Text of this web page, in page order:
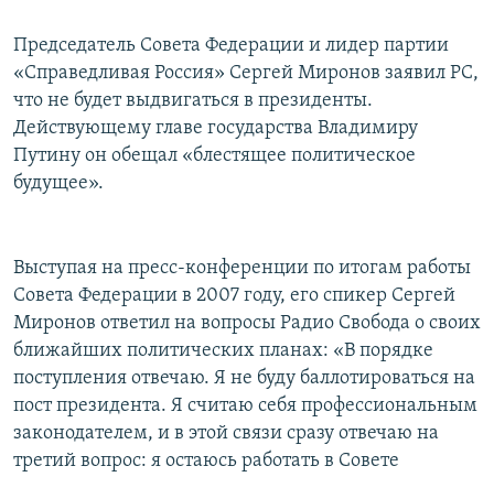
Председатель Совета Федерации и лидер партии
«Справедливая Россия» Сергей Миронов заявил РС,
что не будет выдвигаться в президенты.
Действующему главе государства Владимиру
Путину он обещал «блестящее политическое
будущее».
Выступая на пресс-конференции по итогам работы
Совета Федерации в 2007 году, его спикер Сергей
Миронов ответил на вопросы Радио Свобода о своих
ближайших политических планах: «В порядке
поступления отвечаю. Я не буду баллотироваться на
пост президента. Я считаю себя профессиональным
законодателем, и в этой связи сразу отвечаю на
третий вопрос: я остаюсь работать в Совете